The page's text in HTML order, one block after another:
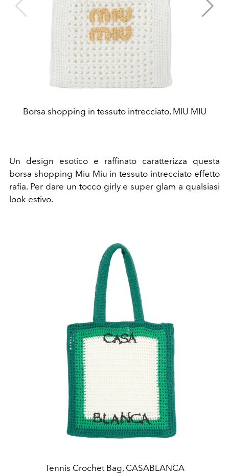
Borsa shopping in tessuto intrecciato, MIU MIU
Un design esotico e raffinato caratterizza questa
borsa shopping Miu Miu in tessuto intrecciato effetto
rafia. Per dare un tocco girly e super glam a qualsiasi
look estivo.
Tennis Crochet Bag, CASABLANCA